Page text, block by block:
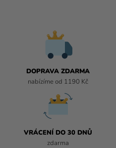
DOPRAVA ZDARMA
nabízíme od 1190 Kč
VRÁCENÍ DO 30 DNŮ
zdarma